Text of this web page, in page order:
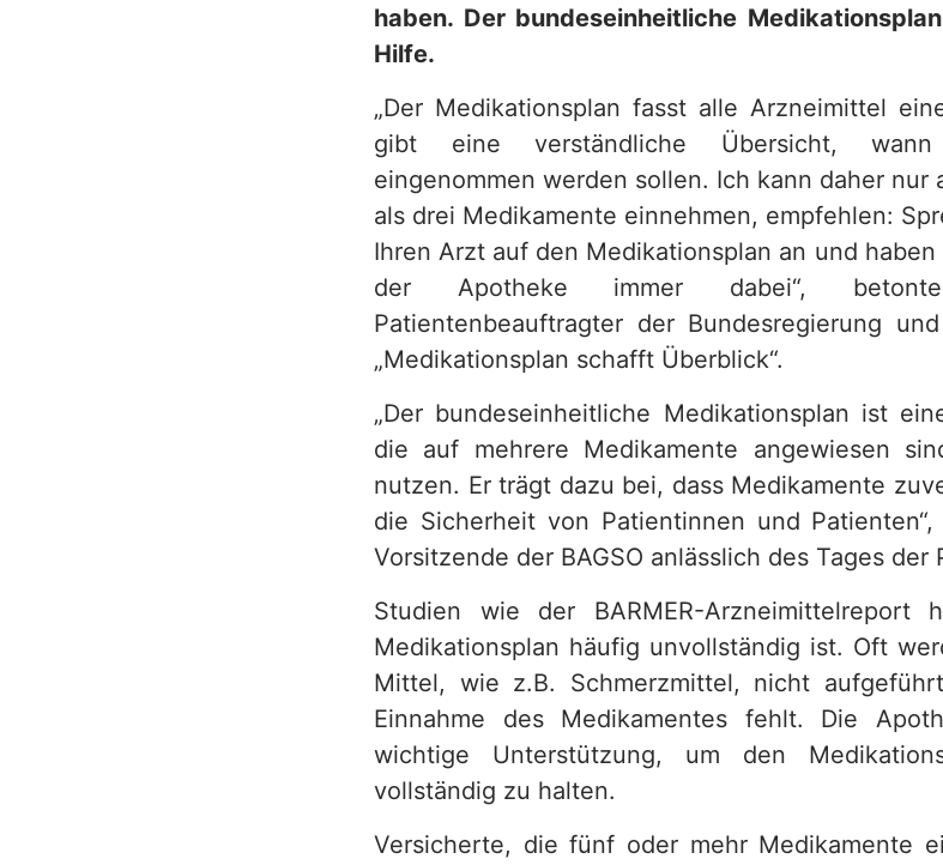
haben. Der bundeseinheitliche
Hilfe.
„Der Medikationsplan fasst alle Arzneimittel
gibt eine verständliche Übersicht, wann
eingenommen werden sollen. Ich kann daher nur
als drei Medikamente einnehmen, empfehlen:
Ihren Arzt auf den Medikationsplan an und
der Apotheke immer dabei“,
Patientenbeauftragter der Bundesregierung
„Medikationsplan schafft Überblick“.
„Der bundeseinheitliche Medikationsplan ist
die auf mehrere Medikamente angewiesen
nutzen. Er trägt dazu bei, dass Medikamente
die Sicherheit von Patientinnen und
Vorsitzende der BAGSO anlässlich des Tages
Studien wie der BARMER-Arzneimittelreport
Medikationsplan häufig unvollständig ist. Oft
Mittel, wie z.B. Schmerzmittel, nicht
Einnahme des Medikamentes fehlt. Die
wichtige Unterstützung, um den
vollständig zu halten.
Versicherte, die fünf oder mehr Medikamente